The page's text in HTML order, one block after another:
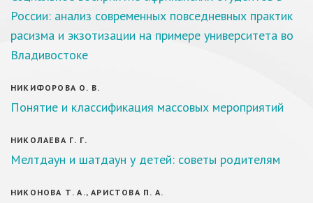
России: анализ современных повседневных практик
расизма и экзотизации на примере университета во
Владивостоке
НИКИФОРОВА О. В.
Понятие и классификация массовых мероприятий
НИКОЛАЕВА Г. Г.
Мелтдаун и шатдаун у детей: советы родителям
НИКОНОВА Т. А., АРИСТОВА П. А.